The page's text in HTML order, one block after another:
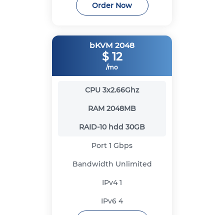
Order Now
bKVM 2048
$ 12
/mo
CPU 3x2.66Ghz
RAM 2048MB
RAID-10 hdd 30GB
Port 1 Gbps
Bandwidth Unlimited
IPv41
IPv6 4